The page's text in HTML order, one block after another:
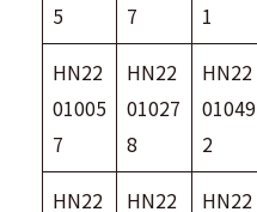
5
7
1
HN22
01005
7
HN22
01027
8
HN22
01049
2
HN22
HN22
HN22